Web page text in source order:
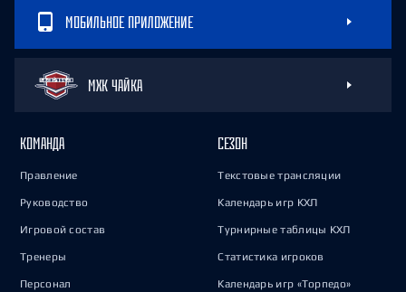
МОБИЛЬНОЕ ПРИЛОЖЕНИЕ
МХК ЧАЙКА
КОМАНДА
Правление
Руководство
Игровой состав
Тренеры
Персонал
СЕЗОН
Текстовые трансляции
Календарь игр КХЛ
Турнирные таблицы КХЛ
Статистика игроков
Календарь игр «Торпедо»